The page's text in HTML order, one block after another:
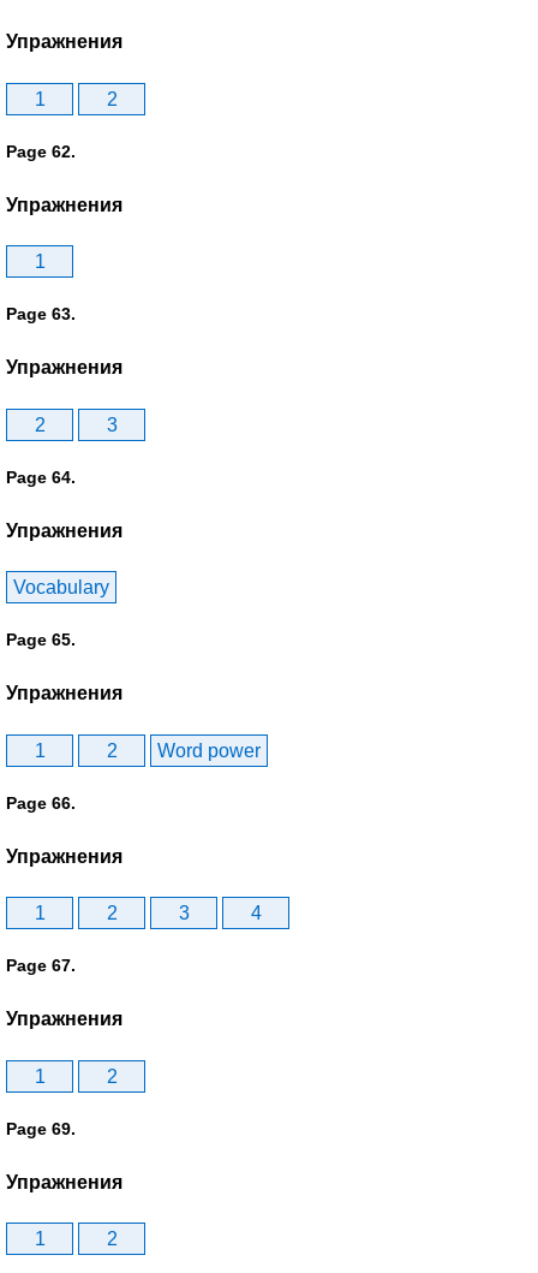
Упражнения
1 2
Page 62.
Упражнения
1
Page 63.
Упражнения
2 3
Page 64.
Упражнения
Vocabulary
Page 65.
Упражнения
1 2 Word power
Page 66.
Упражнения
1 2 3 4
Page 67.
Упражнения
1 2
Page 69.
Упражнения
1 2